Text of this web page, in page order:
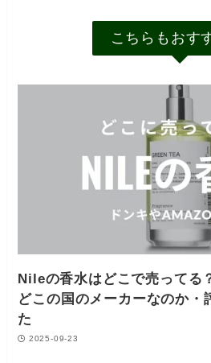
こちらもおす
Nileの香水はどこで売ってる
どこの国のメーカーなのか・
た
2025-09-23